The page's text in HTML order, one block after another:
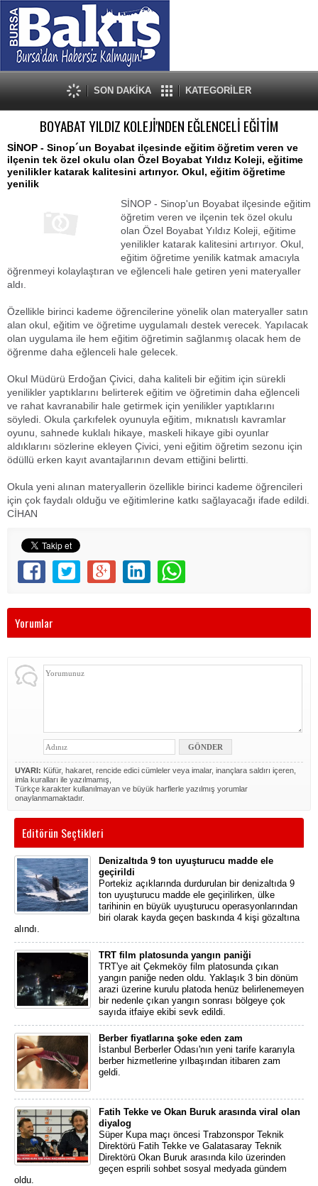
SON DAKİKA KATEGORİLER
BOYABAT YILDIZ KOLEJİ'NDEN EĞLENCELİ EĞİTİM
SİNOP - Sinop´un Boyabat ilçesinde eğitim öğretim veren ve
ilçenin tek özel okulu olan Özel Boyabat Yıldız Koleji, eğitime
yenilikler katarak kalitesini artırıyor. Okul, eğitim öğretime
yenilik
SİNOP - Sinop'un Boyabat ilçesinde eğitim
öğretim veren ve ilçenin tek özel okulu
olan Özel Boyabat Yıldız Koleji, eğitime
yenilikler katarak kalitesini artırıyor. Okul,
eğitim öğretime yenilik katmak amacıyla
öğrenmeyi kolaylaştıran ve eğlenceli hale getiren yeni materyaller
aldı.
Özellikle birinci kademe öğrencilerine yönelik olan materyaller satın
alan okul, eğitim ve öğretime uygulamalı destek verecek. Yapılacak
olan uygulama ile hem eğitim öğretimin sağlanmış olacak hem de
öğrenme daha eğlenceli hale gelecek.
Okul Müdürü Erdoğan Çivici, daha kaliteli bir eğitim için sürekli
yenilikler yaptıklarını belirterek eğitim ve öğretimin daha eğlenceli
ve rahat kavranabilir hale getirmek için yenilikler yaptıklarını
söyledi. Okula çarkıfelek oyunuyla eğitim, mıknatıslı kavramlar
oyunu, sahnede kuklalı hikaye, maskeli hikaye gibi oyunlar
aldıklarını sözlerine ekleyen Çivici, yeni eğitim öğretim sezonu için
ödüllü erken kayıt avantajlarının devam ettiğini belirtti.
Okula yeni alınan materyallerin özellikle birinci kademe öğrencileri
için çok faydalı olduğu ve eğitimlerine katkı sağlayacağı ifade edildi.
CİHAN
Yorumlar
UYARI: Küfür, hakaret, rencide edici cümleler veya imalar, inançlara saldırı içeren,
imla kuralları ile yazılmamış,
Türkçe karakter kullanılmayan ve büyük harflerle yazılmış yorumlar
onaylanmamaktadır.
Editörün Seçtikleri
Denizaltıda 9 ton uyuşturucu madde ele
geçirildi
Portekiz açıklarında durdurulan bir denizaltıda 9
ton uyuşturucu madde ele geçirilirken, ülke
tarihinin en büyük uyuşturucu operasyonlarından
biri olarak kayda geçen baskında 4 kişi gözaltına
alındı.
TRT film platosunda yangın paniği
TRT'ye ait Çekmeköy film platosunda çıkan
yangın paniğe neden oldu. Yaklaşık 3 bin dönüm
arazi üzerine kurulu platoda henüz belirlenemeyen
bir nedenle çıkan yangın sonrası bölgeye çok
sayıda itfaiye ekibi sevk edildi.
Berber fiyatlarına şoke eden zam
İstanbul Berberler Odası'nın yeni tarife kararıyla
berber hizmetlerine yılbaşından itibaren zam
geldi.
Fatih Tekke ve Okan Buruk arasında viral olan
diyalog
Süper Kupa maçı öncesi Trabzonspor Teknik
Direktörü Fatih Tekke ve Galatasaray Teknik
Direktörü Okan Buruk arasında kilo üzerinden
geçen esprili sohbet sosyal medyada gündem
oldu.